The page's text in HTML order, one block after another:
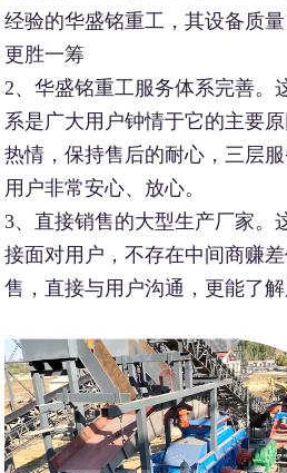
经验的华盛铭重工，其设备质
更胜一筹
2、华盛铭重工服务体系完善。
系是广大用户钟情于它的主要
热情，保持售后的耐心，三层
用户非常安心、放心。
3、直接销售的大型生产厂家。
接面对用户，不存在中间商赚
售，直接与用户沟通，更能了解